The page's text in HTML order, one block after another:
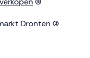
Dronten (3)